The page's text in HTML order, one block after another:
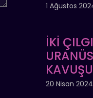
1 Ağustos
İKİ
20 Nisan 2024